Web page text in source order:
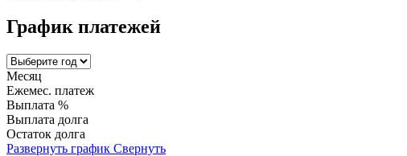
График платежей
Месяц
Ежемес. платеж
Выплата %
Выплата долга
Остаток долга
Развернуть график Свернуть